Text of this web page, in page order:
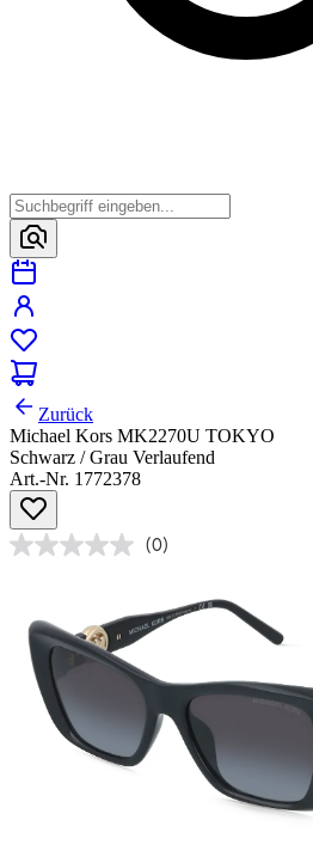
Zurück
Michael Kors MK2270U TOKYO
Schwarz / Grau Verlaufend
Art.-Nr. 1772378
(0)